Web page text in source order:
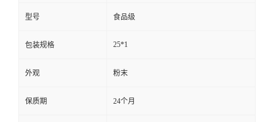
型号 食品级
包装规格 25*1
外观 粉末
保质期 24个月